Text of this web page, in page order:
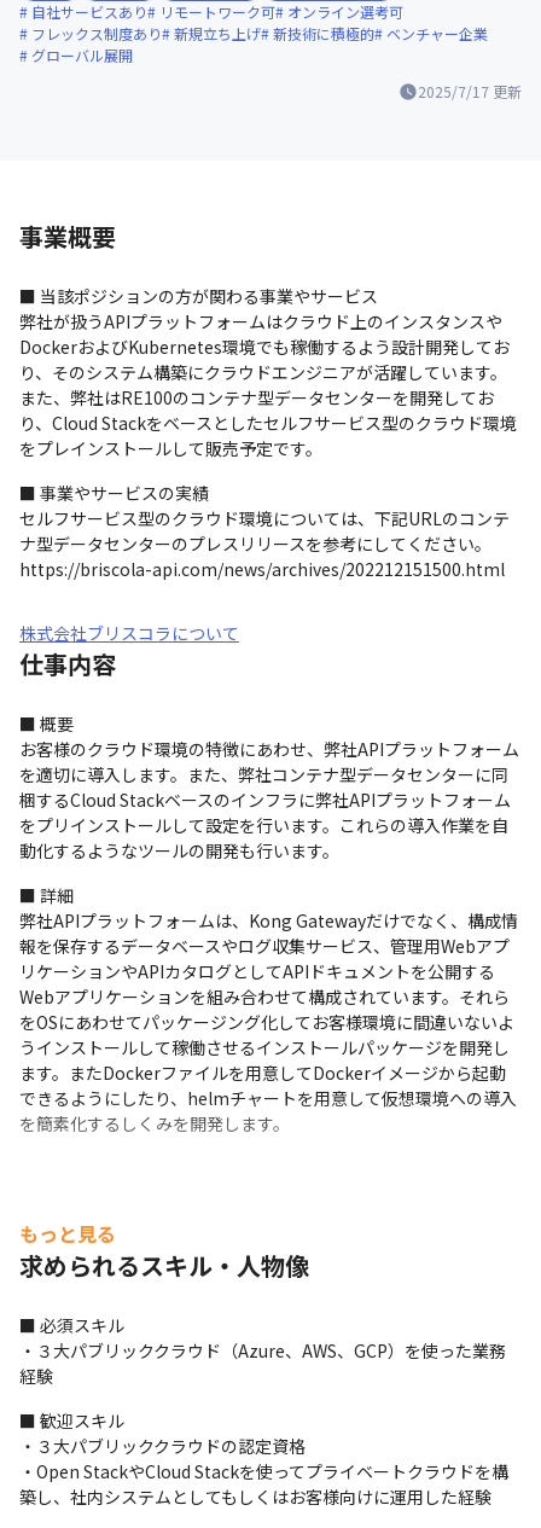
2025/7/17 更新
自社サービスあり
リモートワーク可
オンライン選考可
フレックス制度あり
新規立ち上げ 新技術に積極的
ベンチャー企業
グローバル展開
事業概要
■ 当該ポジションの方が関わる事業やサービス
弊社が扱うAPIプラットフォームはクラウド上のインスタンスや
DockerおよびKubernetes環境でも稼働するよう設計開発してお
り、そのシステム構築にクラウドエンジニアが活躍しています。
また、弊社はRE100のコンテナ型データセンターを開発してお
り、Cloud Stackをベースとしたセルフサービス型のクラウド環境
をプレインストールして販売予定です。
■ 事業やサービスの実績
セルフサービス型のクラウド環境については、下記URLのコンテ
ナ型データセンターのプレスリリースを参考にしてください。
https://briscola-api.com/news/archives/202212151500.html
株式会社ブリスコラについて
仕事内容
■ 概要
お客様のクラウド環境の特徴にあわせ、弊社APIプラットフォーム
を適切に導入します。また、弊社コンテナ型データセンターに同
梱するCloud Stackベースのインフラに弊社APIプラットフォーム
をプリインストールして設定を行います。これらの導入作業を自
動化するようなツールの開発も行います。
■ 詳細
弊社APIプラットフォームは、Kong Gatewayだけでなく、構成情
報を保存するデータベースやログ収集サービス、管理用Webアプ
リケーションやAPIカタログとしてAPIドキュメントを公開する
Webアプリケーションを組み合わせて構成されています。それら
をOSにあわせてパッケージング化してお客様環境に間違いないよ
うインストールして稼働させるインストールパッケージを開発し
ます。またDockerファイルを用意してDockerイメージから起動
できるようにしたり、helmチャートを用意して仮想環境への導入
を簡素化するしくみを開発します。
もっと見る
求められるスキル・人物像
■ 必須スキル
・３大パブリッククラウド（Azure、AWS、GCP）を使った業務
経験
■ 歓迎スキル
・３大パブリッククラウドの認定資格
・Open StackやCloud Stackを使ってプライベートクラウドを構
築し、社内システムとしてもしくはお客様向けに運用した経験